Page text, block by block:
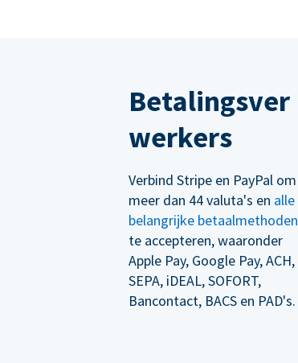
Betalingsver
werkers
Verbind Stripe en PayPal om
meer dan 44 valuta's en alle
belangrijke betaalmethoden
te accepteren, waaronder
Apple Pay, Google Pay, ACH,
SEPA, iDEAL, SOFORT,
Bancontact, BACS en PAD's.